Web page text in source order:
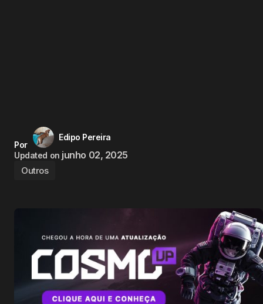
Por
Edipo Pereira
Updated on junho 02, 2025
Outros